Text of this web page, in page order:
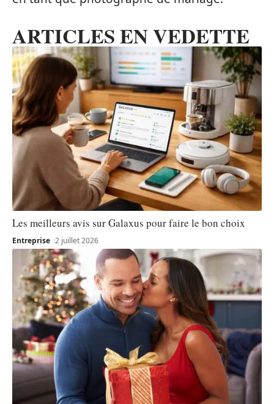
ARTICLES EN VEDETTE
Les meilleurs avis sur Galaxus pour faire le bon choix
Entreprise 2 juillet 2026